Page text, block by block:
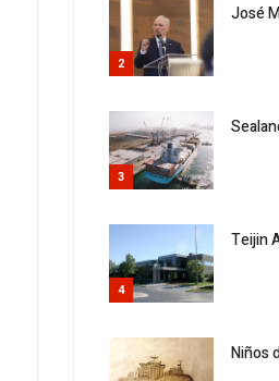
2
José
3
4
Teijin
Niños